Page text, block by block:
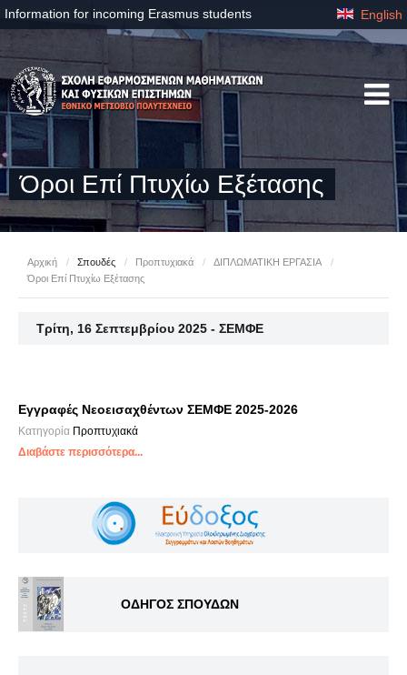
Information for incoming Erasmus students English
Όροι Επί Πτυχίω Εξέτασης
Αρχική / Σπουδές / Προπτυχιακά / ΔΙΠΛΩΜΑΤΙΚΗ ΕΡΓΑΣΙΑ
/
Όροι Επί Πτυχίω Εξέτασης
Τρίτη, 16 Σεπτεμβρίου 2025 - ΣΕΜΦΕ
Εγγραφές Νεοεισαχθέντων ΣΕΜΦΕ 2025-2026
Κατηγορία Προπτυχιακά
Διαβάστε περισσότερα...
ΟΔΗΓΟΣ ΣΠΟΥΔΩΝ